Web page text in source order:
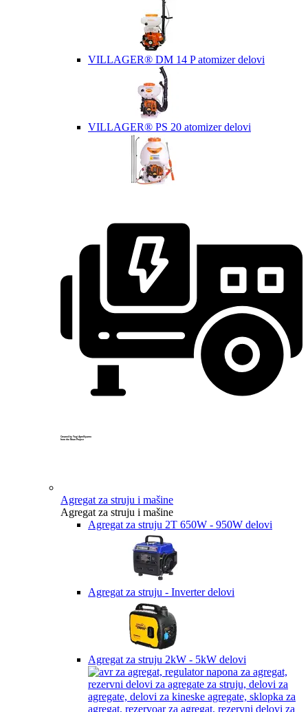
VILLAGER® DM 14 P atomizer delovi
VILLAGER® PS 20 atomizer delovi
Created by Yogi Aprelliyanto
from the Noun Project
Agregat za struju i mašine
Agregat za struju i mašine
Agregat za struju 2T 650W - 950W delovi
Agregat za struju - Inverter delovi
Agregat za struju 2kW - 5kW delovi